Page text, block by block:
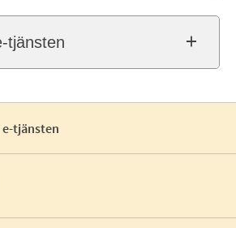
tjänsten
e-tjänsten